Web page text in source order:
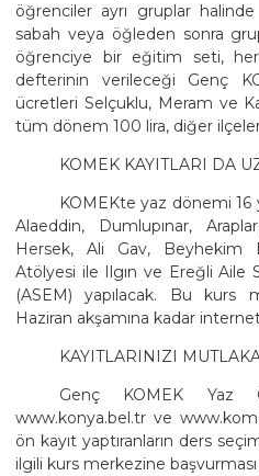
öğrenciler ayrı gruplar
sabah veya öğleden sonra
öğrenciye bir eğitim seti,
defterinin verileceği Genç
ücretleri Selçuklu, Meram ve
tüm dönem 100 lira, diğer
KOMEK KAYITLARI DA
KOMEKte yaz dönemi
Alaeddin, Dumlupınar,
Hersek, Ali Gav, Beyhekim
Atölyesi ile Ilgın ve Ereğli Aile
(ASEM) yapılacak. Bu kurs
Haziran akşamına kadar
KAYITLARINIZI
Genç KOMEK Yaz
www.konya.bel.tr ve
ön kayıt yaptıranların ders
ilgili kurs merkezine